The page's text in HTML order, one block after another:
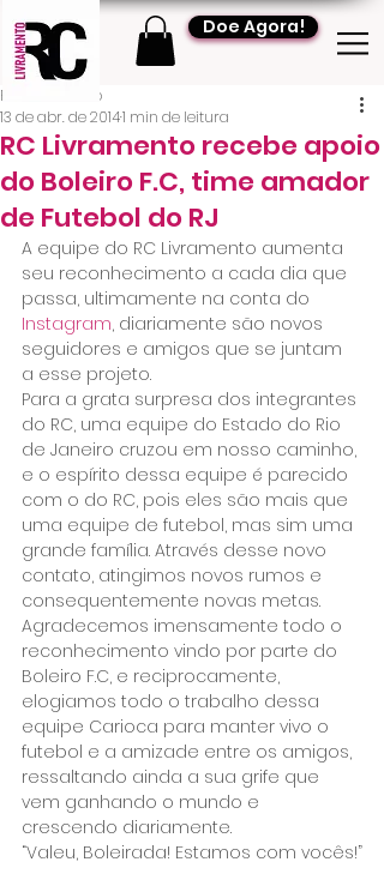
Doe Agora!
RC Livramento recebe apoio
do Boleiro F.C, time amador
de Futebol do RJ
RC Livramento
13 de abr. de 20141 min de leitura
A equipe do RC Livramento aumenta
seu reconhecimento a cada dia que
passa, ultimamente na conta do
Instagram, diariamente são novos
seguidores e amigos que se juntam
a esse projeto.
Para a grata surpresa dos integrantes
do RC, uma equipe do Estado do Rio
de Janeiro cruzou em nosso caminho,
e o espírito dessa equipe é parecido
com o do RC, pois eles são mais que
uma equipe de futebol, mas sim uma
grande família. Através desse novo
contato, atingimos novos rumos e
consequentemente novas metas.
Agradecemos imensamente todo o
reconhecimento vindo por parte do
Boleiro F.C, e reciprocamente,
elogiamos todo o trabalho dessa
equipe Carioca para manter vivo o
futebol e a amizade entre os amigos,
ressaltando ainda a sua grife que
vem ganhando o mundo e
crescendo diariamente.
“Valeu, Boleirada! Estamos com vocês!”